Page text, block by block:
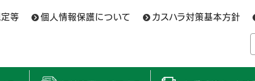
定等 個人情報保護について カスハラ対策基本方針